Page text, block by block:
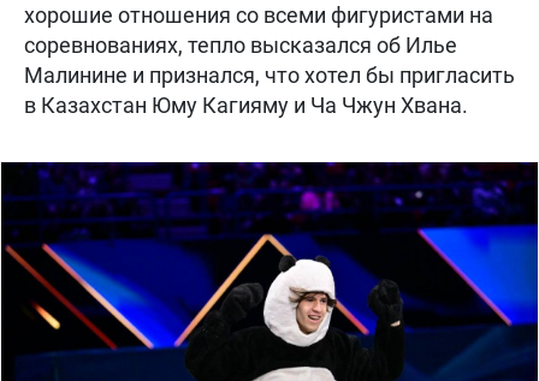
хорошие отношения со всеми фигуристами на
соревнованиях, тепло высказался об Илье
Малинине и признался, что хотел бы пригласить
в Казахстан Юму Кагияму и Ча Чжун Хвана.